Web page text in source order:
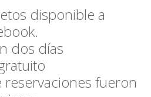
disponible a
dos días
reservaciones fueron